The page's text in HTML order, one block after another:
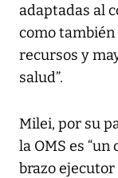
adaptadas al
como
recursos y
salud”.
Milei, por su
la OMS es
brazo